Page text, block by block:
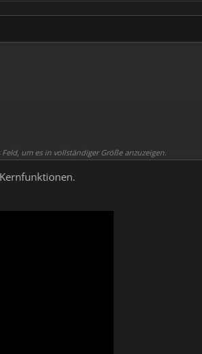
um es in vollständiger Größe anzuzeigen.